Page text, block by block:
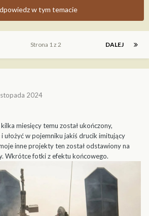
w tym temacie
DALEJ
Strona 1 z 2
2024
miesięcy temu został ukończony,
ułożyć w pojemniku jakiś drucik imitujący
inne projekty ten został odstawiony na
Wkrótce fotki z efektu końcowego.